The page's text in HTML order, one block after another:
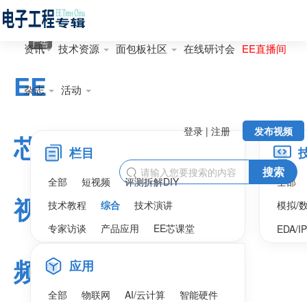
资讯 技术资源 面包板社区 在线研讨会 EE直播间
杂志 活动
发布视频
登录 | 注册
 搜索
EE
芯
视
频
广告
栏目
全部 短视频
评测拆解DIY
技术教程
综合
技术演讲
专家访谈
产品应用 EE芯课堂
全部
模拟/
EDA/
应用
全部 物联网 AI/云计算
智能硬件